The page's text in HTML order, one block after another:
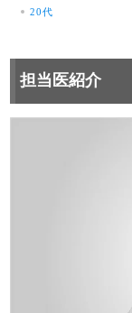
20代
担当医紹介